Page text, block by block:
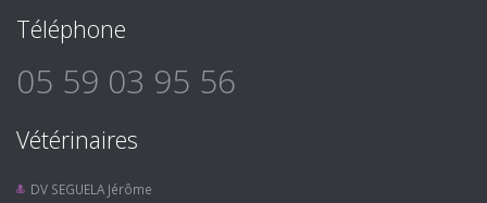
Téléphone
05 59 03 95 56
Vétérinaires
DV SEGUELA Jérôme